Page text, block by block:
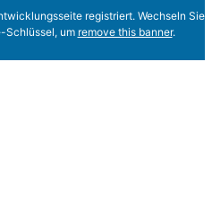
registriert. Wechseln Sie
Schlüssel, um remove this banner.